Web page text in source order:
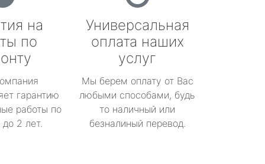
на
по
гарантию
работы по
2 лет.
Универсальная
оплата наших
услуг
Мы берем оплату от Вас
любыми способами, будь
то наличный или
безналиный перевод.